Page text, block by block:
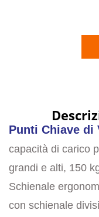
Punti Chiave di
capacità di carico
grandi e alti, 150
Schienale
con schienale